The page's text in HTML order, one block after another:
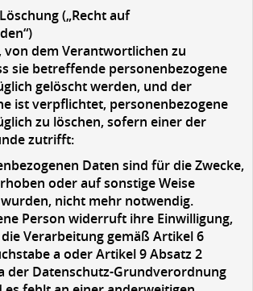
(„Recht auf
von dem Verantwortlichen zu
sie betreffende personenbezogene
gelöscht werden, und der
ist verpflichtet, personenbezogene
zu löschen, sofern einer der
zutrifft:
Daten sind für die Zwecke,
oder auf sonstige Weise
nicht mehr notwendig.
Person widerruft ihre Einwilligung,
Verarbeitung gemäß Artikel 6
a oder Artikel 9 Absatz 2
der Datenschutz-Grundverordnung